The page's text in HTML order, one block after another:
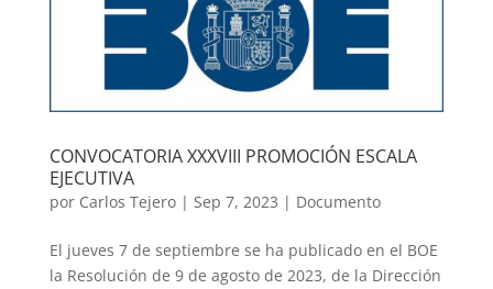
CONVOCATORIA XXXVIII PROMOCIÓN ESCALA
EJECUTIVA
por Carlos Tejero| Sep 7, 2023 | Documento
El jueves 7 de septiembre se ha publicado en el BOE
la Resolución de 9 de agosto de 2023, de la Dirección